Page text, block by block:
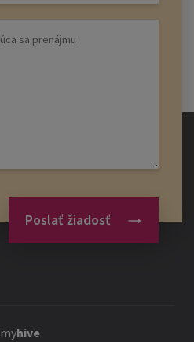
Poslať žiadosť
myhive